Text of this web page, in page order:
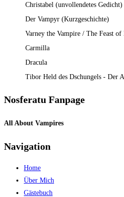
Christabel (unvollendetes Gedicht)
Der Vampyr (Kurzgeschichte)
Varney the Vampire / The Feast of
Carmilla
Dracula
Tibor Held des Dschungels - Der
Nosferatu Fanpage
All About Vampires
Navigation
Home
Über Mich
Gästebuch